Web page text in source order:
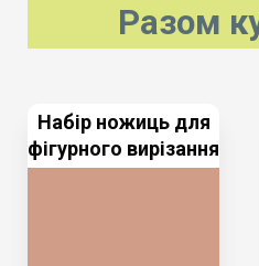
Разом
Набір ножиць для
фігурного вирізання